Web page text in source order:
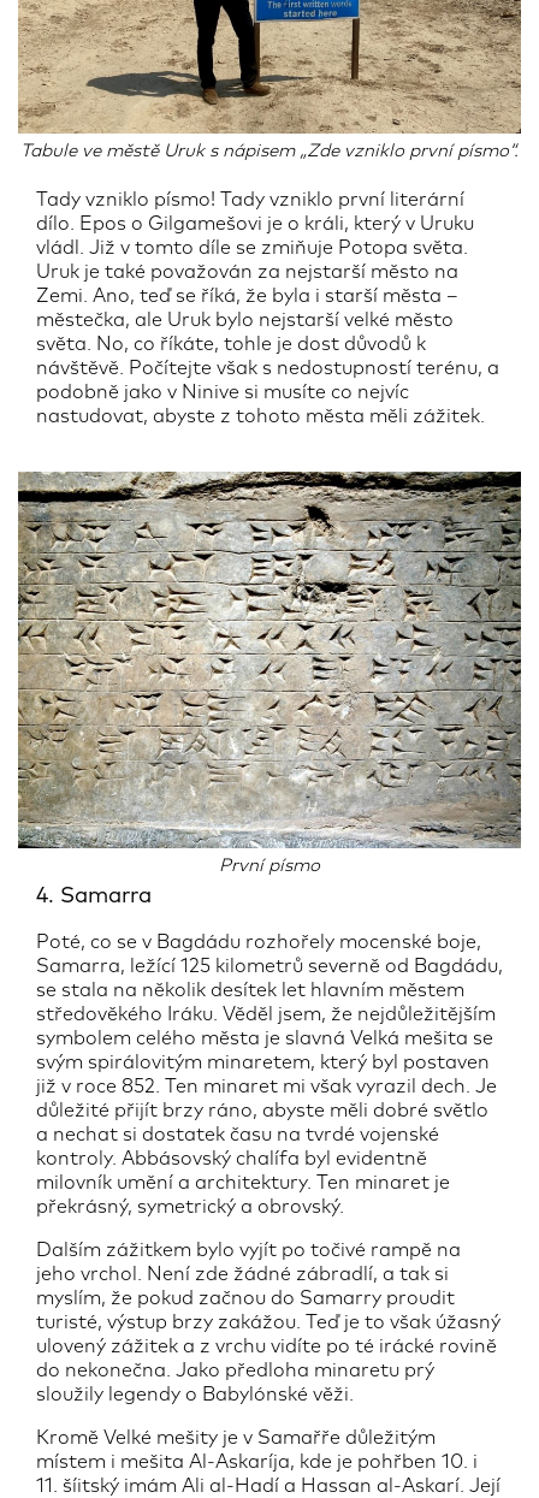
Tabule ve městě Uruk s nápisem „Zde vzniklo první písmo“.
Tady vzniklo písmo! Tady vzniklo první literární
dílo. Epos o Gilgamešovi je o králi, který v Uruku
vládl. Již v tomto díle se zmiňuje Potopa světa.
Uruk je také považován za nejstarší město na
Zemi. Ano, teď se říká, že byla i starší města –
městečka, ale Uruk bylo nejstarší velké město
světa. No, co říkáte, tohle je dost důvodů k
návštěvě. Počítejte však s nedostupností terénu, a
podobně jako v Ninive si musíte co nejvíc
nastudovat, abyste z tohoto města měli zážitek.
První písmo
4. Samarra
Poté, co se v Bagdádu rozhořely mocenské boje,
Samarra, ležící 125 kilometrů severně od Bagdádu,
se stala na několik desítek let hlavním městem
středověkého Iráku. Věděl jsem, že nejdůležitějším
symbolem celého města je slavná Velká mešita se
svým spirálovitým minaretem, který byl postaven
již v roce 852. Ten minaret mi však vyrazil dech. Je
důležité přijít brzy ráno, abyste měli dobré světlo
a nechat si dostatek času na tvrdé vojenské
kontroly. Abbásovský chalífa byl evidentně
milovník umění a architektury. Ten minaret je
překrásný, symetrický a obrovský.
Dalším zážitkem bylo vyjít po točivé rampě na
jeho vrchol. Není zde žádné zábradlí, a tak si
myslím, že pokud začnou do Samarry proudit
turisté, výstup brzy zakážou. Teď je to však úžasný
ulovený zážitek a z vrchu vidíte po té irácké rovině
do nekonečna. Jako předloha minaretu prý
sloužily legendy o Babylónské věži.
Kromě Velké mešity je v Samařře důležitým
místem i mešita Al-Askaríja, kde je pohřben 10. i
11. šíitský imám Ali al-Hadí a Hassan al-Askarí. Její